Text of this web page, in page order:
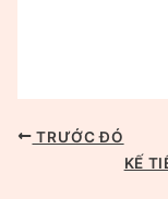
TRƯỚC ĐÓ
KẾ